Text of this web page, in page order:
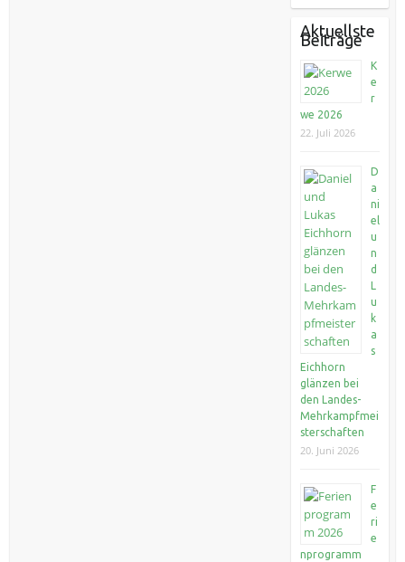
Aktuellste
Beiträge
K
e
r
we 2026
22. Juli 2026
D
a
ni
el
u
n
d
u
k
a
s
Eichhorn
glänzen bei
den Landes-
Mehrkampfmei
sterschaften
20. Juni 2026
F
e
ri
e
nprogramm